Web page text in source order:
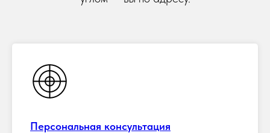
Персональная консультация